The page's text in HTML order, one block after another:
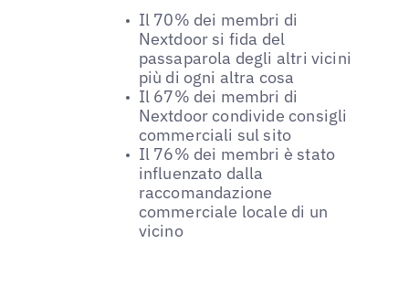
Il 70% dei membri di
Nextdoor si fida del
passaparola degli altri vicini
più di ogni altra cosa
Il 67% dei membri di
Nextdoor condivide consigli
commerciali sul sito
Il 76% dei membri è stato
influenzato dalla
raccomandazione
commerciale locale di un
vicino